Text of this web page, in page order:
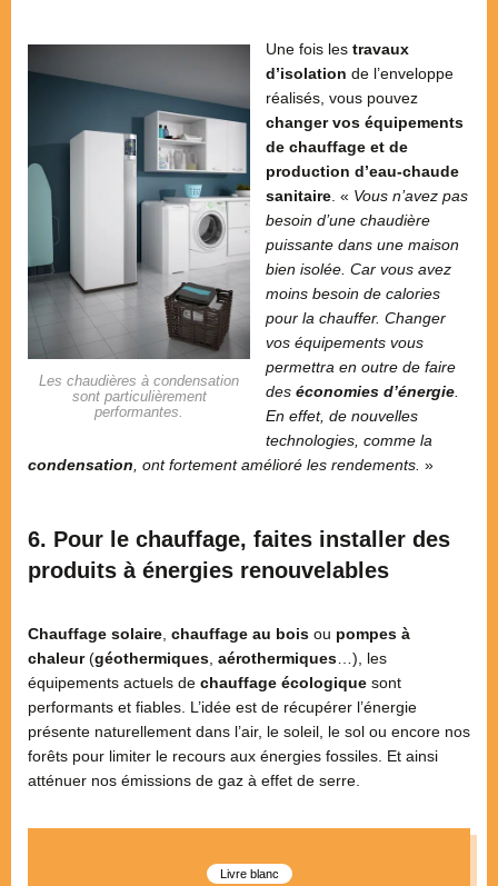
Les chaudières à condensation
sont particulièrement
performantes.
Une fois les travaux
d’isolation de l’enveloppe
réalisés, vous pouvez
changer vos équipements
de chauffage et de
production d’eau-chaude
sanitaire. « Vous n’avez pas
besoin d’une chaudière
puissante dans une maison
bien isolée. Car vous avez
moins besoin de calories
pour la chauffer. Changer
vos équipements vous
permettra en outre de faire
des économies d’énergie.
En effet, de nouvelles
technologies, comme la
condensation, ont fortement amélioré les rendements. »
6. Pour le chauffage, faites installer des
produits à énergies renouvelables
Chauffage solaire, chauffage au bois ou pompes à
chaleur(géothermiques, aérothermiques…), les
équipements actuels de chauffage écologique sont
performants et fiables. L’idée est de récupérer l’énergie
présente naturellement dans l’air, le soleil, le sol ou encore nos
forêts pour limiter le recours aux énergies fossiles. Et ainsi
atténuer nos émissions de gaz à effet de serre.
Livre blanc